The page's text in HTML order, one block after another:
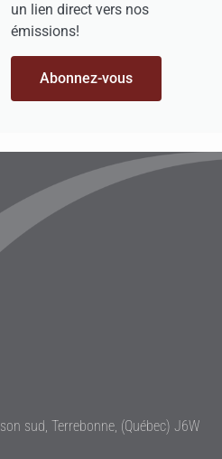
un lien direct vers nos
émissions!
Abonnez-vous
sud, Terrebonne, (Québec) J6W